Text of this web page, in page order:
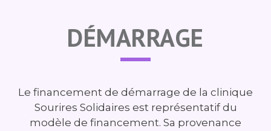
DÉMARRAGE
Le financement de démarrage de la clinique
Sourires Solidaires est représentatif du
modèle de financement. Sa provenance